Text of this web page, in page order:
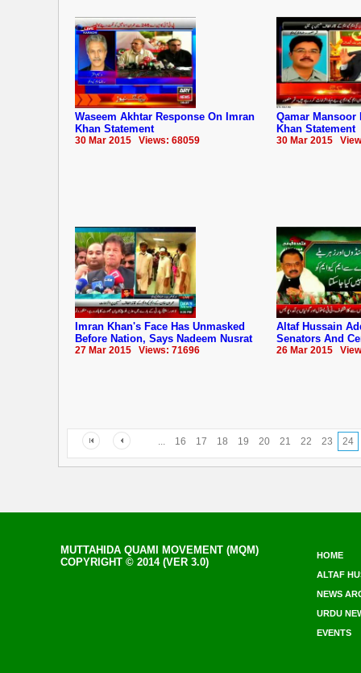
Waseem Akhtar Response On Imran
Khan Statement
30 Mar 2015 Views: 68059
Qamar Mansoor
Khan Statement
30 Mar 2015
Imran Khan's Face Has Unmasked
Before Nation, Says Nadeem Nusrat
27 Mar 2015 Views: 71696
Altaf Hussain
Senators And
26 Mar 2015
... 16 17 18 19 20 21 22 23 24
MUTTAHIDA QUAMI MOVEMENT (MQM)
COPYRIGHT © 2014 (VER 3.0)
HOME
ALTAF
NEWS
URDU
EVENTS